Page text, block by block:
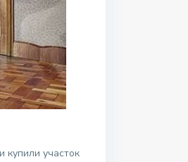
купили участок